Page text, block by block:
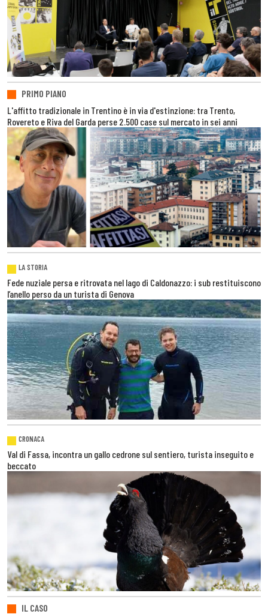
PRIMO PIANO
L'affitto tradizionale in Trentino è in via d'estinzione: tra Trento,
Rovereto e Riva del Garda perse 2.500 case sul mercato in sei anni
LA STORIA
Fede nuziale persa e ritrovata nel lago di Caldonazzo: i sub restituiscono
l’anello perso da un turista di Genova
CRONACA
Val di Fassa, incontra un gallo cedrone sul sentiero, turista inseguito e
beccato
IL CASO